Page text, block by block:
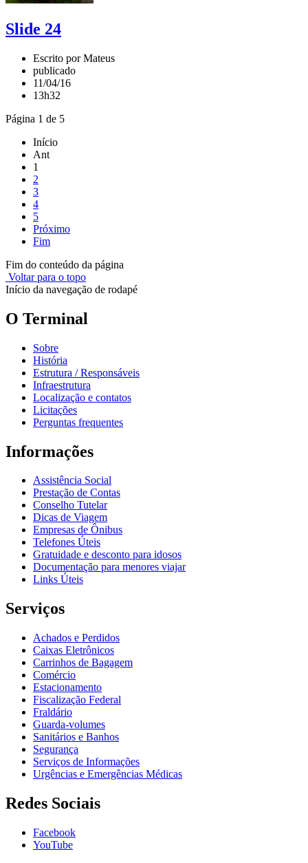
Slide 24
Escrito por Mateus
publicado
11/04/16
13h32
Página 1 de 5
Início
Ant
1
2
3
4
5
Próximo
Fim
Fim do conteúdo da página
Voltar para o topo
Início da navegação de rodapé
O Terminal
Sobre
História
Estrutura / Responsáveis
Infraestrutura
Localização e contatos
Licitações
Perguntas frequentes
Informações
Assistência Social
Prestação de Contas
Conselho Tutelar
Dicas de Viagem
Empresas de Ônibus
Telefones Úteis
Gratuidade e desconto para idosos
Documentação para menores viajar
Links Úteis
Serviços
Achados e Perdidos
Caixas Eletrônicos
Carrinhos de Bagagem
Comércio
Estacionamento
Fiscalização Federal
Fraldário
Guarda-volumes
Sanitários e Banhos
Segurança
Serviços de Informações
Urgências e Emergências Médicas
Redes Sociais
Facebook
YouTube